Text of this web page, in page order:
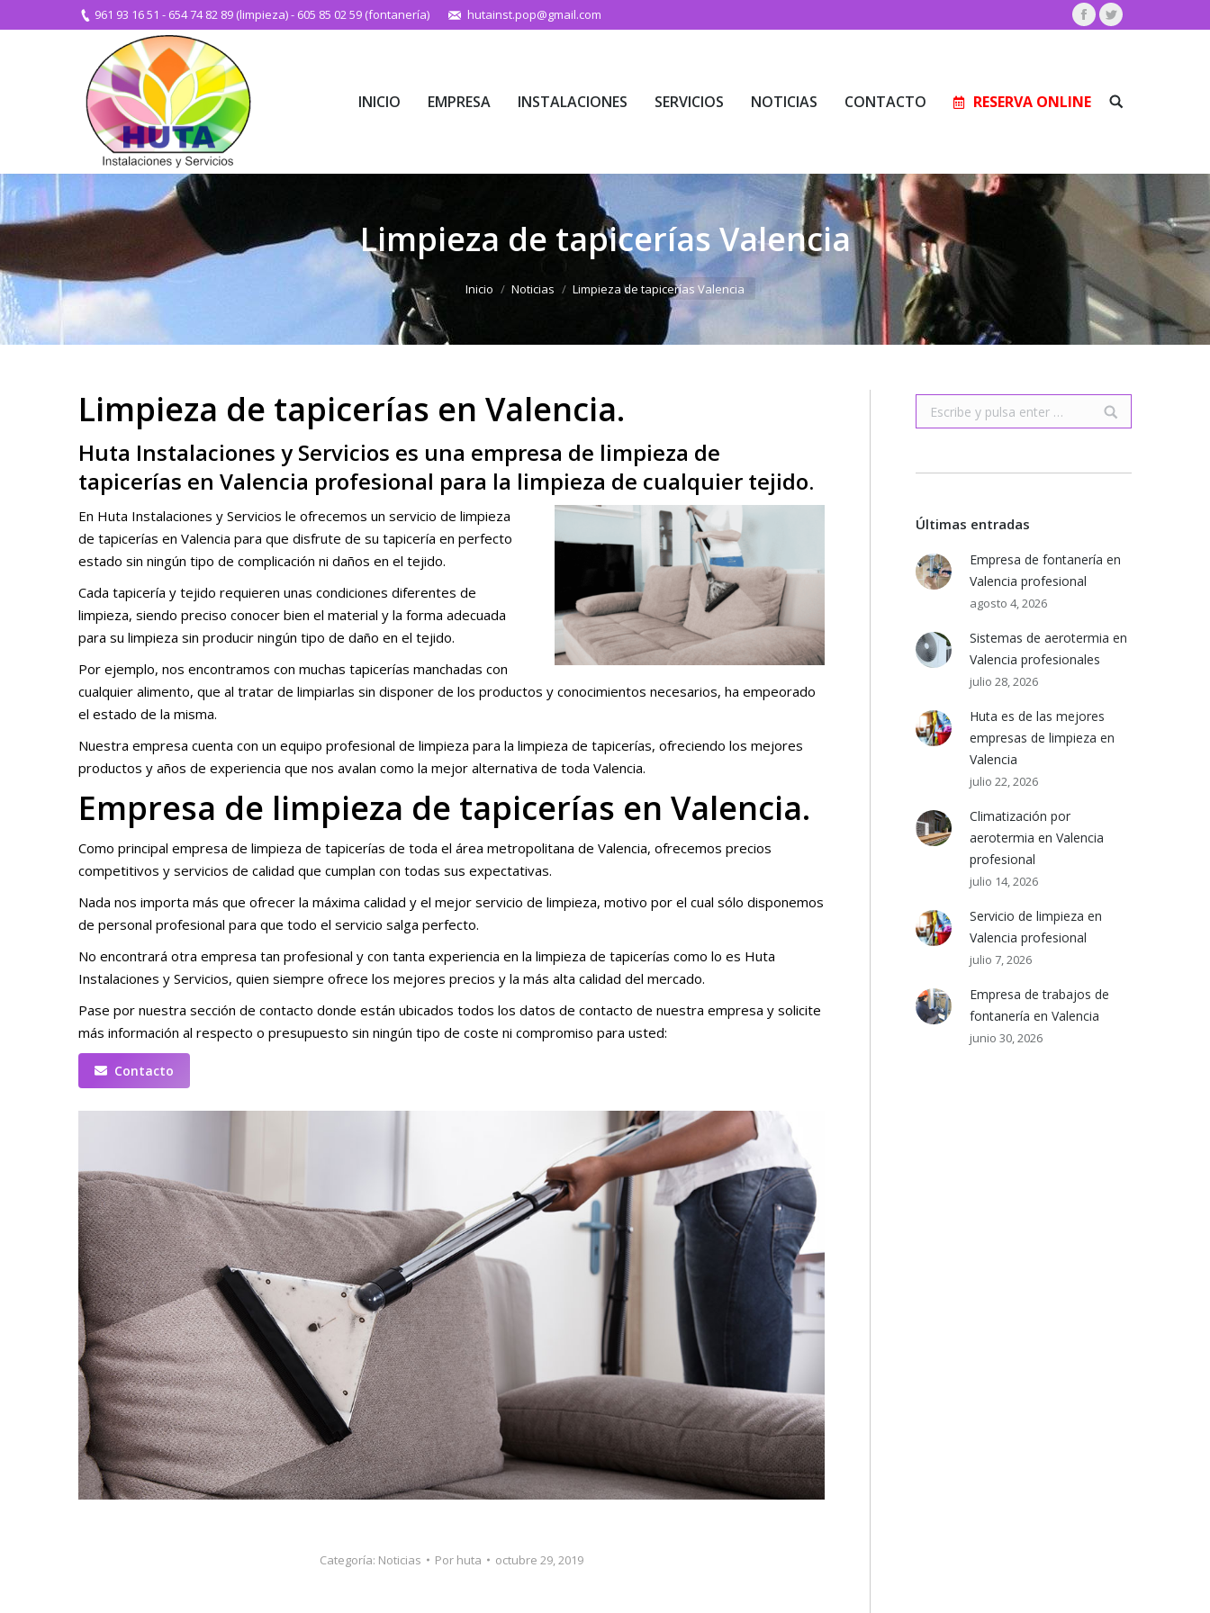
961 93 16 51 - 654 74 82 89 (limpieza)- 605 85 02 59 (fontanería) hutainst.pop@gmail.com Facebook
Twitter
INICIO EMPRESA INSTALACIONES SERVICIOS NOTICIAS CONTACTO RESERVA ONLINE Buscar:
Limpieza de tapicerías Valencia
Inicio Noticias Limpieza de tapicerías Valencia
Limpieza de tapicerías en Valencia.
Huta Instalaciones y Servicios es una empresa de limpieza de
tapicerías en Valencia profesional para la limpieza de cualquier tejido.
En Huta Instalaciones y Servicios le ofrecemos un servicio de limpieza
de tapicerías en Valencia para que disfrute de su tapicería en perfecto
estado sin ningún tipo de complicación ni daños en el tejido.
Cada tapicería y tejido requieren unas condiciones diferentes de
limpieza, siendo preciso conocer bien el material y la forma adecuada
para su limpieza sin producir ningún tipo de daño en el tejido.
Por ejemplo, nos encontramos con muchas tapicerías manchadas con
cualquier alimento, que al tratar de limpiarlas sin disponer de los productos y conocimientos necesarios, ha empeorado
el estado de la misma.
Nuestra empresa cuenta con un equipo profesional de limpieza para la limpieza de tapicerías, ofreciendo los mejores
productos y años de experiencia que nos avalan como la mejor alternativa de toda Valencia.
Empresa de limpieza de tapicerías en Valencia.
Como principal empresa de limpieza de tapicerías de toda el área metropolitana de Valencia, ofrecemos precios
competitivos y servicios de calidad que cumplan con todas sus expectativas.
Nada nos importa más que ofrecer la máxima calidad y el mejor servicio de limpieza, motivo por el cual sólo disponemos
de personal profesional para que todo el servicio salga perfecto.
No encontrará otra empresa tan profesional y con tanta experiencia en la limpieza de tapicerías como lo es Huta
Instalaciones y Servicios, quien siempre ofrece los mejores precios y la más alta calidad del mercado.
Pase por nuestra sección de contacto donde están ubicados todos los datos de contacto de nuestra empresa y solicite
más información al respecto o presupuesto sin ningún tipo de coste ni compromiso para usted:
Contacto
Categoría: Noticias Por huta octubre 29, 2019
Buscar:
Últimas entradas
Empresa de fontanería en
Valencia profesional
agosto 4, 2026
Sistemas de aerotermia en
Valencia profesionales
julio 28, 2026
Huta es de las mejores
empresas de limpieza en
Valencia
julio 22, 2026
Climatización por
aerotermia en Valencia
profesional
julio 14, 2026
Servicio de limpieza en
Valencia profesional
julio 7, 2026
Empresa de trabajos de
fontanería en Valencia
junio 30, 2026